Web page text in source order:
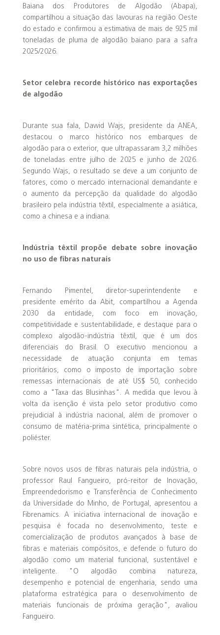
Baiana dos Produtores de Algodão (Abapa),
compartilhou a situação das lavouras na região Oeste
do estado e confirmou a estimativa de mais de 925 mil
toneladas de pluma de algodão baiano para a safra
2025/2026.
Setor celebra recorde histórico nas exportações
de algodão
Durante sua fala, Dawid Wajs, presidente da ANEA,
destacou o marco histórico nos embarques de
algodão para o exterior, que ultrapassaram 3,2 milhões
de toneladas entre julho de 2025 e junho de 2026.
Segundo Wajs, o resultado se deve a um conjunto de
fatores, como o mercado internacional demandante e
o aumento da percepção da qualidade do algodão
brasileiro pela indústria têxtil, especialmente a asiática,
como a chinesa e a indiana.
Indústria têxtil propõe debate sobre inovação
no uso de fibras naturais
Fernando Pimentel, diretor-superintendente e
presidente emérito da Abit, compartilhou a Agenda
2030 da entidade, com foco em inovação,
competitividade e sustentabilidade, e destaque para o
complexo algodão-indústria têxtil, que é um dos
diferenciais do Brasil. O executivo mencionou a
necessidade de atuação conjunta em temas
prioritários, como o imposto de importação sobre
remessas internacionais de até US$ 50, conhecido
como a "Taxa das Blusinhas". A medida que levou à
volta da isenção é vista pelo setor produtivo como
prejudicial à indústria nacional, além de promover o
consumo de matéria-prima sintética, principalmente o
poliéster.
Sobre novos usos de fibras naturais pela indústria, o
professor Raul Fangueiro, pró-reitor de Inovação,
Empreendedorismo e Transferência de Conhecimento
da Universidade do Minho, de Portugal, apresentou a
Fibrenamics. A iniciativa internacional de inovação e
pesquisa é focada no desenvolvimento, teste e
comercialização de produtos avançados à base de
fibras e materiais compósitos, e defende o futuro do
algodão como um material funcional, sustentável e
inteligente. "O algodão combina natureza,
desempenho e potencial de engenharia, sendo uma
plataforma estratégica para o desenvolvimento de
materiais funcionais de próxima geração", avaliou
Fangueiro.